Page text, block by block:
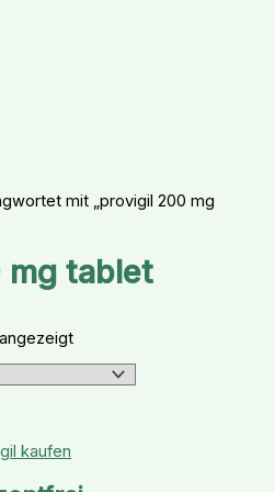
mit „provigil 200 mg
tablet